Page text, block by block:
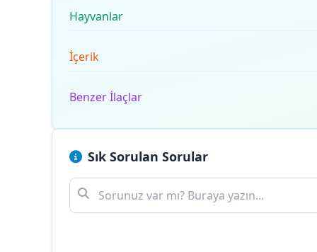
Hayvanlar
İçerik
Benzer İlaçlar
Sık Sorulan Sorular